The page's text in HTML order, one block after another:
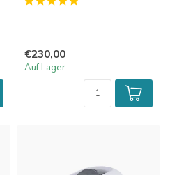
€230,00
Auf Lager